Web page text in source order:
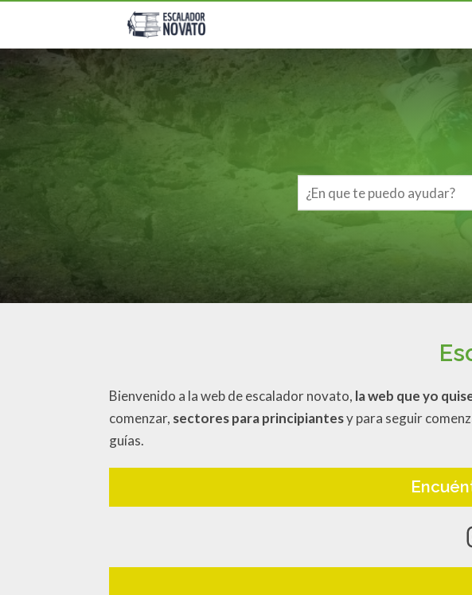
Bienvenido a la web de escalador novato, la web que yo
comenzar, sectores para principiantesy para seguir
guías.